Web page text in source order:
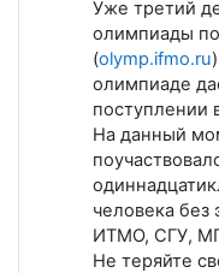
Уже третий
олимпиады
(olymp.ifmo.ru
олимпиаде
поступлении
На данный
человека
ИТМО, СГУ,
Не теряйте